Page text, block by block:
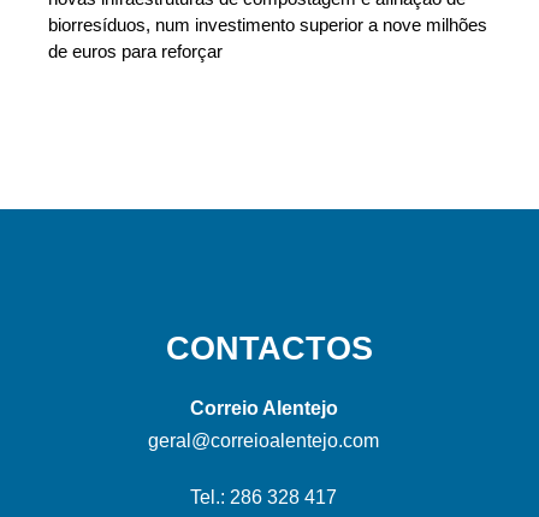
biorresíduos, num investimento superior a nove milhões
de euros para reforçar
CONTACTOS
Correio Alentejo
geral@correioalentejo.com
Tel.: 286 328 417